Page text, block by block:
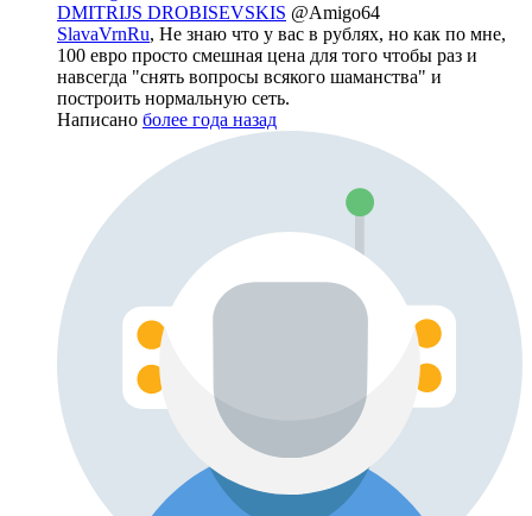
DMITRIJS DROBISEVSKIS @Amigo64
SlavaVrnRu, Не знаю что у вас в рублях, но как по мне,
100 евро просто смешная цена для того чтобы раз и
навсегда "снять вопросы всякого шаманства" и
построить нормальную сеть.
Написано более года назад